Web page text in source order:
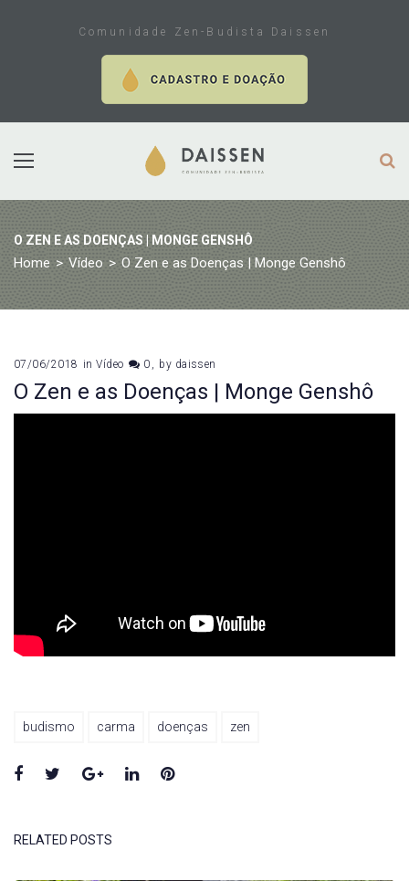
Comunidade Zen-Budista Daissen
O ZEN E AS DOENÇAS | MONGE GENSHÔ
Home > Vídeo > O Zen e as Doenças | Monge Genshô
07/06/2018 inVídeo 0 by daissen
O Zen e as Doenças | Monge Genshô
budismo carma doenças zen
Facebook
TwitterGoogle+LinkedInPinterest
RELATED POSTS